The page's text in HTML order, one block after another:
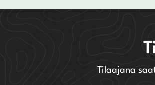
Tilaajana